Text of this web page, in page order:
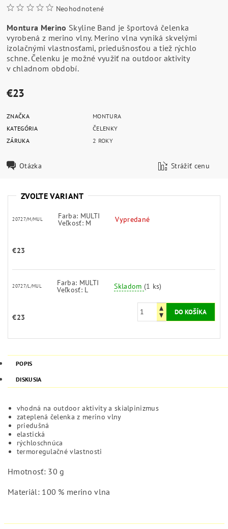
Neohodnotené
Montura Merino Skyline Band je športová čelenka
vyrobená z merino vlny. Merino vlna vyniká skvelými
izolačnými vlastnosťami, priedušnosťou a tiež rýchlo
schne. Čelenku je možné využiť na outdoor aktivity
v chladnom období.
€23
ZNAČKA
MONTURA
KATEGÓRIA
ČELENKY
ZÁRUKA
2 ROKY
Otázka Strážiť cenu
ZVOĽTE VARIANT
20727/M/MUL Farba: MULTI
Veľkosť: M Vypredané
€23
20727/L/MUL Farba: MULTI
Veľkosť: L Skladom (1 ks)
€23
POPIS
DISKUSIA
vhodná na outdoor aktivity a skialpinizmus
zateplená čelenka z merino vlny
priedušná
elastická
rýchloschnúca
termoregulačné vlastnosti
Hmotnosť: 30 g
Materiál: 100 % merino vlna